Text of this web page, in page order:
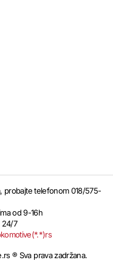
probajte telefonom 018/575-
od 9-16h
24/7
® Sva prava zadržana.